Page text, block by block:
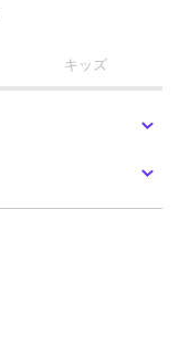
キッズ